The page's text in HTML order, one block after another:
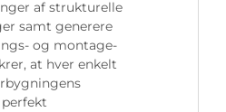
af strukturelle
samt generere
og montage-
at hver enkelt